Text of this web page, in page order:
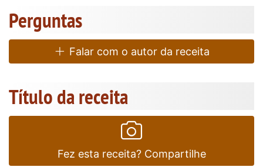
Perguntas
Falar com o autor da receita
Título da receita
Fez esta receita? Compartilhe